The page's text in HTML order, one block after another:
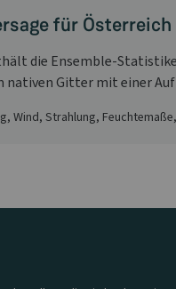
für
die Ensemble-
nativen Gitter mit einer
Wind, Strahlung,